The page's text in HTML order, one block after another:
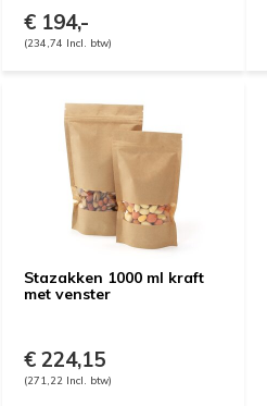
€ 194,-
(234,74 Incl. btw)
Stazakken 1000 ml kraft
met venster
€ 224,15
(271,22 Incl. btw)